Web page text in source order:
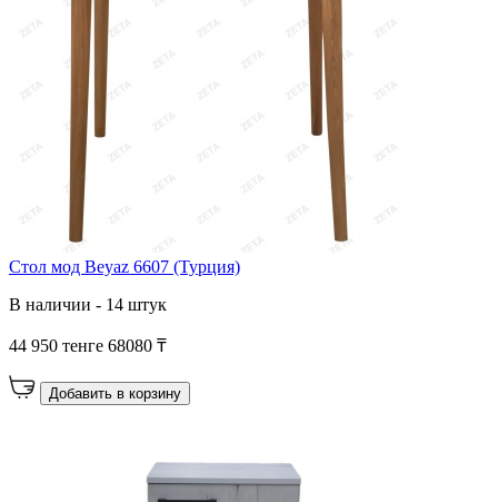
Стол мод Beyaz 6607 (Турция)
В наличии - 14 штук
44 950 тенге 68080 ₸
Добавить в корзину